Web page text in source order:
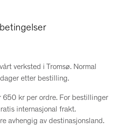
verksted i Tromsø. Normal
etter bestilling.
650 kr per ordre. For bestillinger
internasjonal frakt.
avhengig av destinasjonsland.